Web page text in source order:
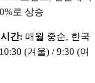
로 상승
간: 매월 중순, 한국
(겨울) / 9:30 (여